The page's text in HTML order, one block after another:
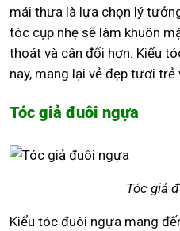
mái thưa là lựa chọn lý
tóc cụp nhẹ sẽ làm khuôn
thoát và cân đối hơn. Kiểu
nay, mang lại vẻ đẹp tươi trẻ
Tóc giả đuôi ngựa
Tóc giả
Kiểu tóc đuôi ngựa mang